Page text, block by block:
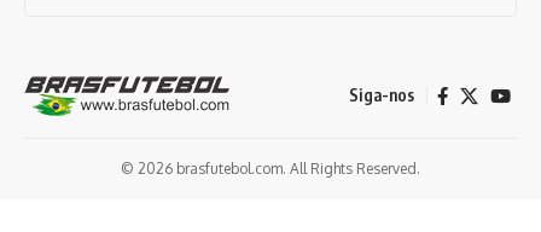
Siga-nos
© 2026 brasfutebol.com. All Rights Reserved.